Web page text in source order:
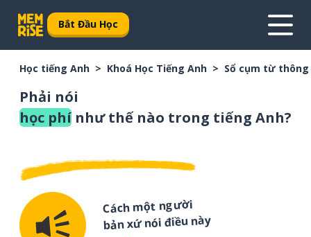
Bắt Đầu Học
Học tiếng Anh Khoá Học Tiếng Anh Sổ cụm từ
Phải nói
học phínhư thế nào trong tiếng Anh?
Cách một người
bản xứ nói điều này